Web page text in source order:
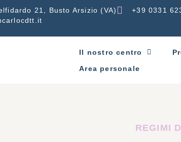
21, Busto Arsizio (VA) +39 0331
Il nostro centro
Area personale
REGIMI